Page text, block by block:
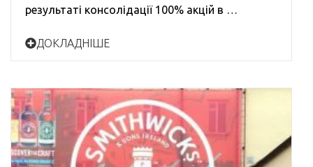
результаті консолідації 100% акцій в …
ДОКЛАДНІШЕ